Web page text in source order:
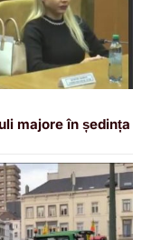
majore în ședința